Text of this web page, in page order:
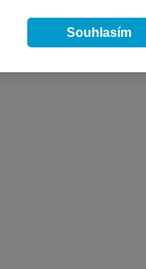
Souhlasím